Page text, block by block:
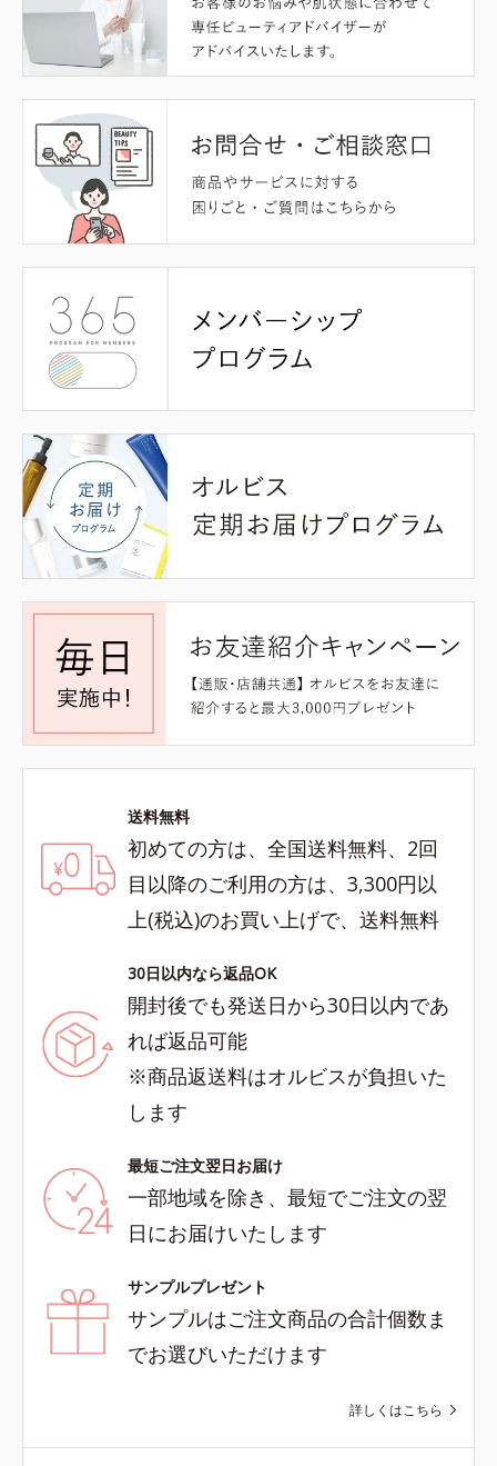
送料無料
初めての方は、全国送料無料、2回
目以降のご利用の方は、3,300円以
上(税込)のお買い上げで、送料無料
30日以内なら返品OK
開封後でも発送日から30日以内であ
れば返品可能
※商品返送料はオルビスが負担いた
します
最短ご注文翌日お届け
一部地域を除き、最短でご注文の翌
日にお届けいたします
サンプルプレゼント
サンプルはご注文商品の合計個数ま
でお選びいただけます
詳しくはこちら